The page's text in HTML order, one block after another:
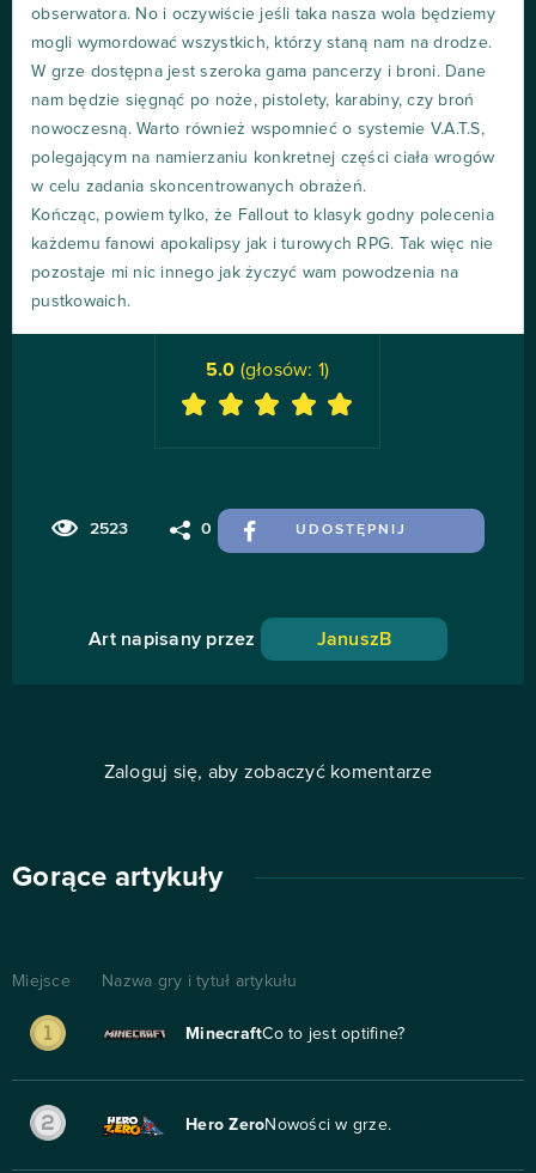
obserwatora. No i oczywiście jeśli taka nasza wola będziemy
mogli wymordować wszystkich, którzy staną nam na drodze.
W grze dostępna jest szeroka gama pancerzy i broni. Dane
nam będzie sięgnąć po noże, pistolety, karabiny, czy broń
nowoczesną. Warto również wspomnieć o systemie V.A.T.S,
polegającym na namierzaniu konkretnej części ciała wrogów
w celu zadania skoncentrowanych obrażeń.
Kończąc, powiem tylko, że Fallout to klasyk godny polecenia
każdemu fanowi apokalipsy jak i turowych RPG. Tak więc nie
pozostaje mi nic innego jak życzyć wam powodzenia na
pustkowaich.
2523 0 UDOSTĘPNIJ
5.0 (głosów: 1)
Art napisany przez JanuszB
Zaloguj się, aby zobaczyć komentarze
Gorące artykuły
Miejsce Nazwa gry i tytuł artykułu
MinecraftCo to jest optifine?
Hero ZeroNowości w grze.